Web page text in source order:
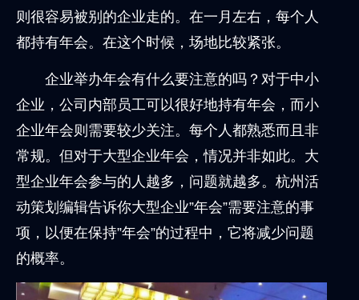
则很容易被别的企业走的。在一月左右，每个人
都持有年会。在这个时候，场地比较紧张。
企业举办年会有什么要注意的吗？对于中小
企业，公司内部员工可以很好地持有年会，而小
企业年会则需要较少关注。每个人都熟悉而且非
常规。但对于大型企业年会，情况并非如此。大
型企业年会参与的人越多，问题就越多。杭州活
动策划编辑告诉你大型企业”年会”需要注意的事
项，以便在保持”年会”的过程中，它将减少问题
的概率。